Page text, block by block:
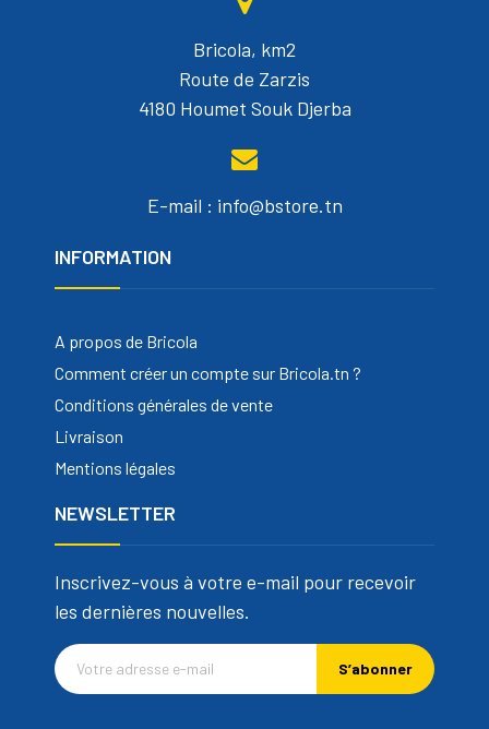
Bricola, km2
Route de Zarzis
4180 Houmet Souk Djerba
E-mail : info@bstore.tn
INFORMATION
A propos de Bricola
Comment créer un compte sur Bricola.tn ?
Conditions générales de vente
Livraison
Mentions légales
NEWSLETTER
Inscrivez-vous à votre e-mail pour recevoir
les dernières nouvelles.
S’abonner